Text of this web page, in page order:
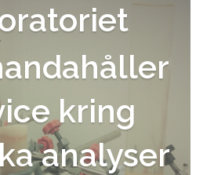
kring
analyser